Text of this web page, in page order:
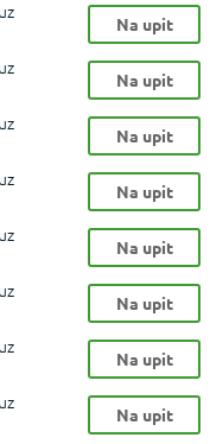
Na upit
Na upit
Na upit
Na upit
Na upit
Na upit
Na upit
Na upit